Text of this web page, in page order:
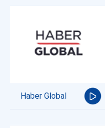
Haber Global